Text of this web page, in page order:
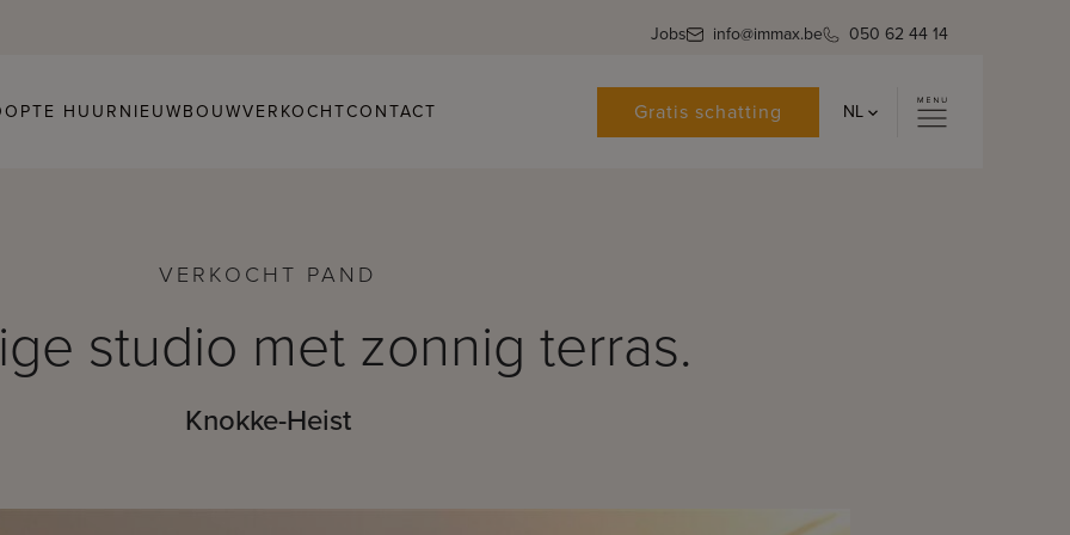
Jobs info@immax.be 050 62 44 14
TE HUURNIEUWBOUWVERKOCHTCONTACT Gratis schatting NL
VERKOCHT PAND
studio met zonnig terras.
Knokke-Heist